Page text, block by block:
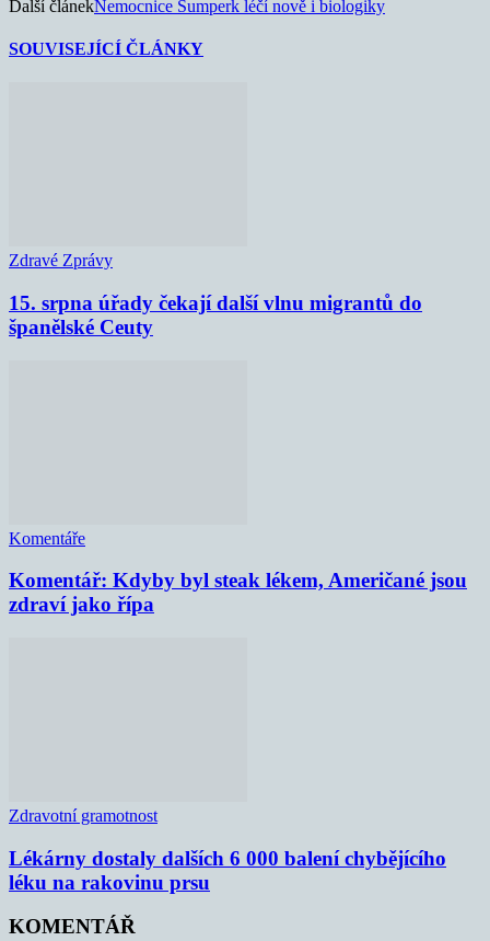
Další článekNemocnice Šumperk léčí nově i biologiky
SOUVISEJÍCÍ ČLÁNKY
Zdravé Zprávy
15. srpna úřady čekají další vlnu migrantů do
španělské Ceuty
Komentáře
Komentář: Kdyby byl steak lékem, Američané jsou
zdraví jako řípa
Zdravotní gramotnost
Lékárny dostaly dalších 6 000 balení chybějícího
léku na rakovinu prsu
KOMENTÁŘ